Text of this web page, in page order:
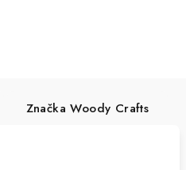
Značka Woody Crafts